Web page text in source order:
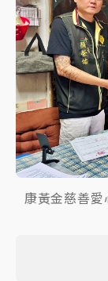
康黃金慈善